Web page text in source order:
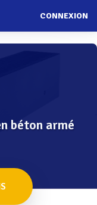
CONNEXION
béton armé